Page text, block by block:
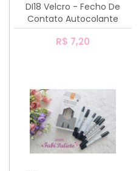
DI18 Velcro - Fecho De
Contato Autocolante
Bolinha 1,5cm
R$ 7,20